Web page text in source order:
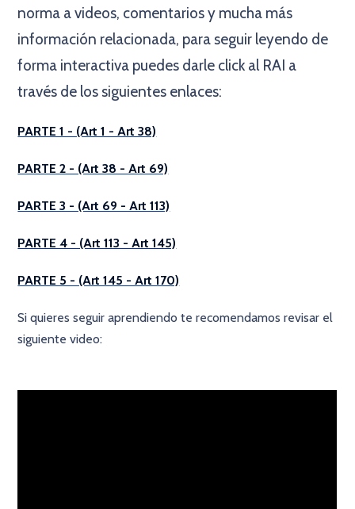
norma a videos, comentarios y mucha más
información relacionada, para seguir leyendo de
forma interactiva puedes darle click al RAI a
través de los siguientes enlaces:
PARTE 1 - (Art 1 - Art 38)
PARTE 2 - (Art 38 - Art 69)
PARTE 3 - (Art 69 - Art 113)
PARTE 4 - (Art 113 - Art 145)
PARTE 5 - (Art 145 - Art 170)
Si quieres seguir aprendiendo te recomendamos revisar el
siguiente video: